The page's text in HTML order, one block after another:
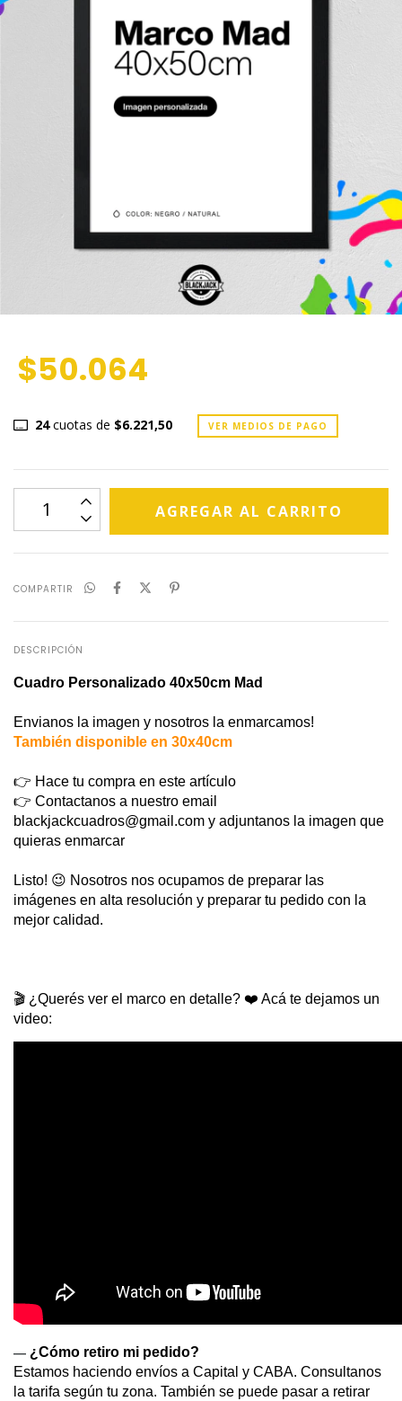
$50.064
24cuotas de $6.221,50 VER MEDIOS DE PAGO
COMPARTIR
DESCRIPCIÓN
Cuadro Personalizado 40x50cm Mad
Envianos la imagen y nosotros la enmarcamos!
También disponible en 30x40cm
👉 Hace tu compra en este artículo
👉
blackjackcuadros@gmail.com y adjuntanos la imagen que
quieras enmarcar
Listo! 😉 Nosotros nos ocupamos de preparar las
imágenes en alta resolución y preparar tu pedido con la
mejor calidad.
🎬 ¿Querés ver el marco en detalle? ❤️ Acá te dejamos un
video:
— ¿Cómo retiro mi pedido?
Estamos haciendo envíos a Capital y CABA. Consultanos
la tarifa según tu zona. También se puede pasar a retirar